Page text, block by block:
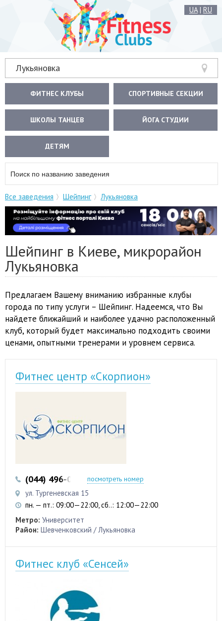
UA| RU
Лукьяновка
ФИТНЕС КЛУБЫ СПОРТИВНЫЕ СЕКЦИИ
ШКОЛЫ ТАНЦЕВ ЙОГА СТУДИИ
ДЕТЯМ
Все заведения Шейпинг Лукьяновка
Шейпинг в Киеве, микрорайон
Лукьяновка
Предлагаем Вашему вниманию избранные клубы
города по типу услуги – Шейпинг. Надеемся, что Вы
найдете ближайший и наиболее удачно расположенный
клуб, который будет максимально подходить своими
ценами, опытными тренерами и уровнем сервиса.
Фитнес центр «Скорпион»
(044) 496-03-51 (044) 496-03-52
посмотреть номер
ул. Тургеневская 15
пн. — пт.: 09:00—22:00, сб..: 12:00—22:00
Метро: Университет
Район: Шевченковский / Лукьяновка
Фитнес клуб «Сенсей»